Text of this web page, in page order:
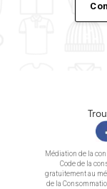
Médiation de la
Code de la
gratuitement au
de la